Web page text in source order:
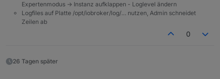
Expertenmodus -> Instanz aufklappen - Loglevel ändern
Logfiles auf Platte /opt/iobroker/log/… nutzen, Admin schneidet
Zeilen ab
0
26 Tagen später